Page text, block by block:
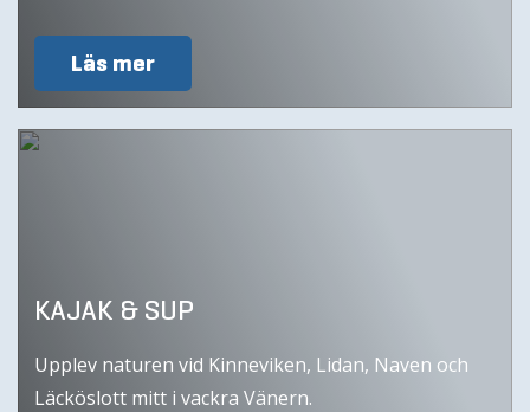
Läs mer
KAJAK & SUP
Upplev naturen vid Kinneviken, Lidan, Naven och
Läcköslott mitt i vackra Vänern.